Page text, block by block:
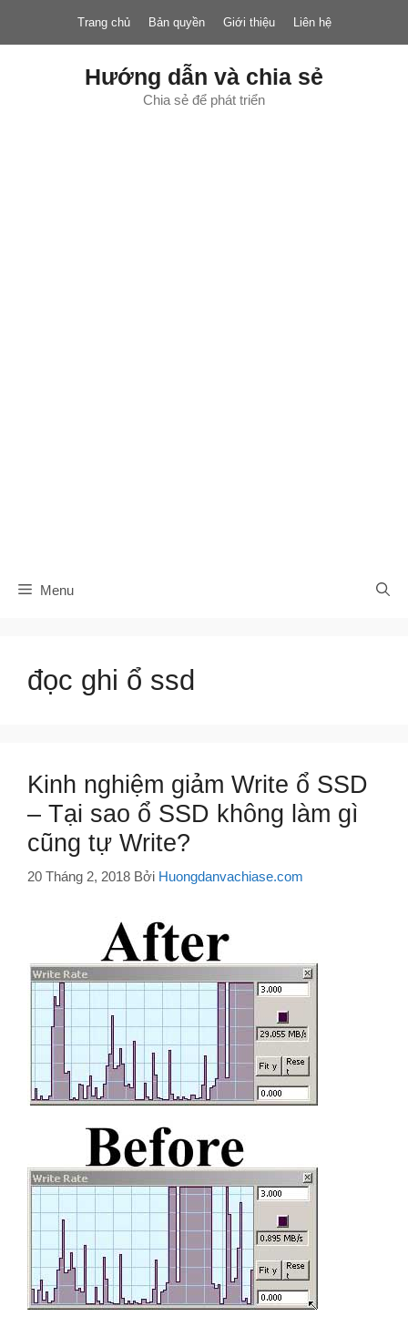
nội
Trang chủ Bản quyền Giới thiệu Liên hệ
Hướng dẫn và chia sẻ
Chia sẻ để phát triển
Menu
đọc ghi ổ ssd
Kinh nghiệm giảm Write ổ SSD
– Tại sao ổ SSD không làm gì
cũng tự Write?
20 Tháng 2, 2018 Bởi Huongdanvachiase.com